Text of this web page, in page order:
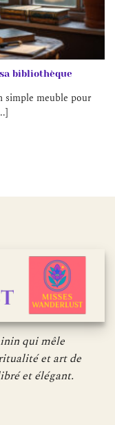
bibliothèque
simple meuble pour
qui mêle
et art de
et élégant.